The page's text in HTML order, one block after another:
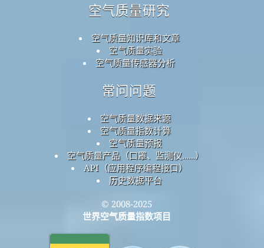
空气质量研究
空气质量知识库和文章
空气质量实验
空气质量传感器分析
常问问题
空气质量数据来源
空气质量指数计算
空气质量预报
空气质量产品（口罩、监测仪……）
API（应用程序编程接口）
历史数据平台
© 2008-2025
世界空气质量指数项目